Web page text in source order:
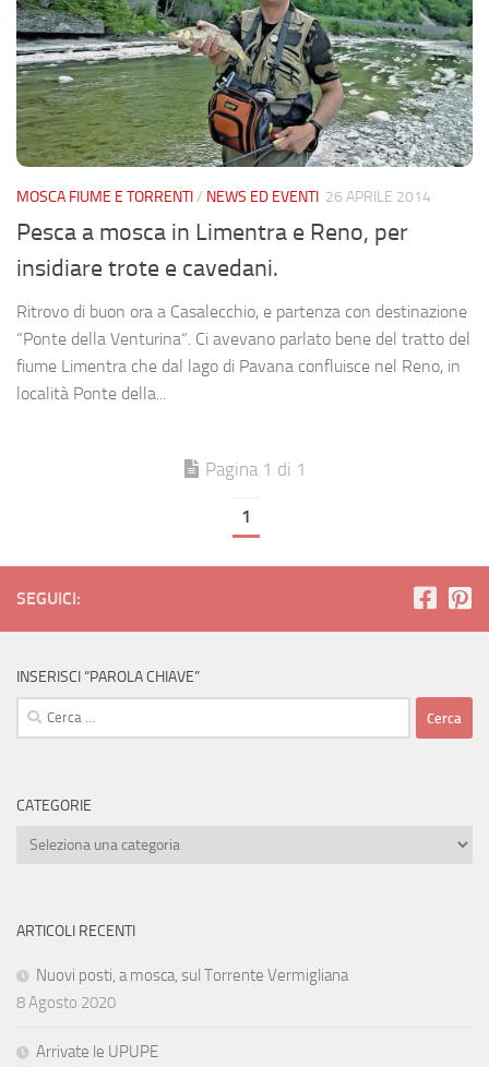
MOSCA FIUME E TORRENTI/ NEWS ED EVENTI 26 APRILE 2014
Pesca a mosca in Limentra e Reno, per
insidiare trote e cavedani.
Ritrovo di buon ora a Casalecchio, e partenza con destinazione
“Ponte della Venturina“. Ci avevano parlato bene del tratto del
fiume Limentra che dal lago di Pavana confluisce nel Reno, in
località Ponte della...
Pagina 1 di 1
1
SEGUICI:
INSERISCI “PAROLA CHIAVE”
Ricerca
per:
CATEGORIE
Categorie
ARTICOLI RECENTI
Nuovi posti, a mosca, sul Torrente Vermigliana
8 Agosto 2020
Arrivate le UPUPE